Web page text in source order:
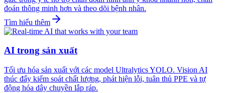
đoán thông minh hơn và theo dõi bệnh nhân.
Tìm hiểu thêm
AI trong sản xuất
Tối ưu hóa sản xuất với các model Ultralytics YOLO. Vision AI
thúc đẩy kiểm soát chất lượng, phát hiện lỗi, tuân thủ PPE và tự
động hóa dây chuyền lắp ráp.